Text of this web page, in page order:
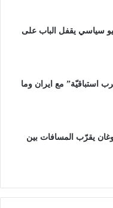
سياسي يقفل الباب على
مع ايران وما
يقرّب المسافات بين